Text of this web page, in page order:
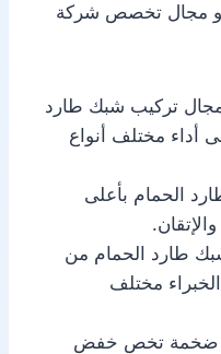
هو مجال تخصص شركة
مجال تركيب شبك طارد
أداء مختلف أنواع
الحمام بأعلى
طارد الحمام من
مختلف
ضخمة تخص خفض